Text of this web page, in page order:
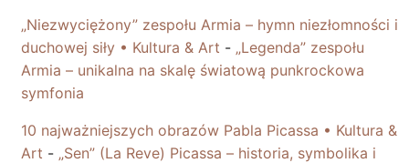
„Niezwyciężony” zespołu Armia – hymn niezłomności i
duchowej siły • Kultura & Art - „Legenda” zespołu
Armia – unikalna na skalę światową punkrockowa
symfonia
10 najważniejszych obrazów Pabla Picassa • Kultura &
Art - „Sen” (La Reve) Picassa – historia, symbolika i